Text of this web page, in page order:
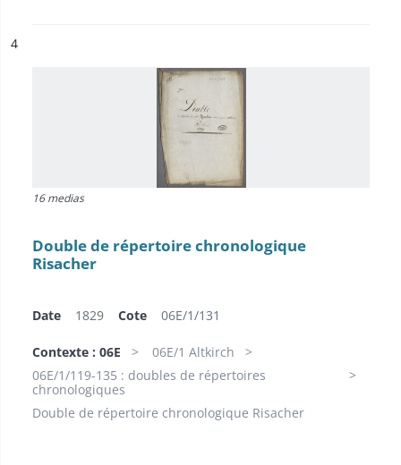
n°
4
16 medias
Double de répertoire chronologique
Risacher
Date 1829 Cote 06E/1/131
Contexte : 06E
06E/1 Altkirch
06E/1/119-135 : doubles de répertoires
chronologiques
Double de répertoire chronologique Risacher